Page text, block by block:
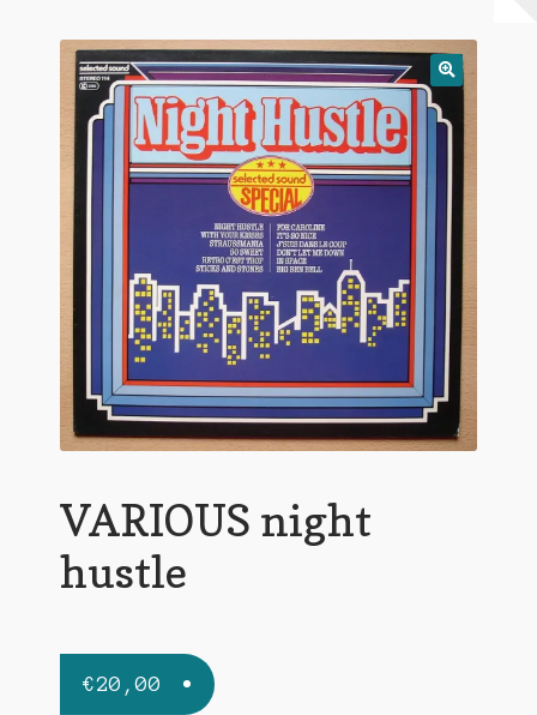
Warenkorb
Mein Konto
VARIOUS night
hustle
€20,00